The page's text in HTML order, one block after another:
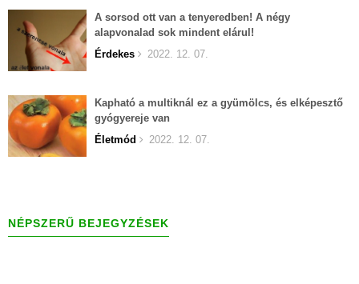
A sorsod ott van a tenyeredben! A négy
alapvonalad sok mindent elárul!
Érdekes
2022. 12. 07.
Kapható a multiknál ez a gyümölcs, és elképesztő
gyógyereje van
Életmód
2022. 12. 07.
NÉPSZERŰ BEJEGYZÉSEK